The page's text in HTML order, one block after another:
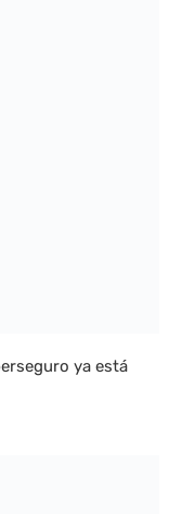
ya está